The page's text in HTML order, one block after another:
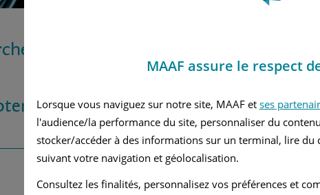
une assurance automobile
vos devis MAAF
MAAF assure le respect
Lorsque vous naviguez sur notre site, MAAF et ses
l'audience/la performance du site, personnaliser du
stocker/accéder à des informations sur un terminal, lire
suivant votre navigation et géolocalisation.
Consultez les finalités, personnalisez vos préférences et